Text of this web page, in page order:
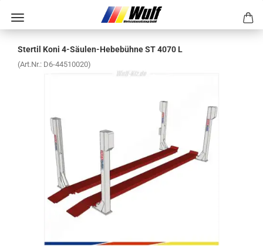
Ster­til Koni 4-​Säulen-Hebebühne ST 4070 L
(Art.Nr.: D6-​44510020)